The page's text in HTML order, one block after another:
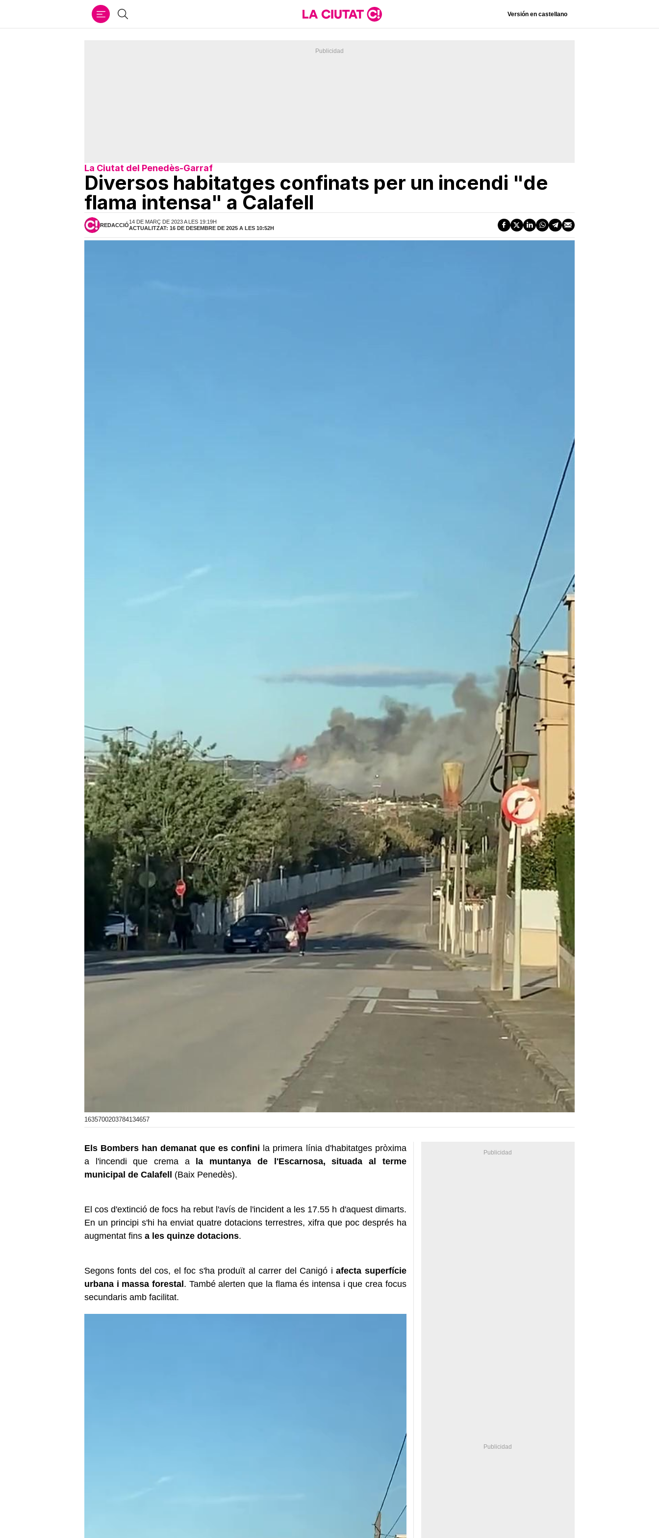
Cercar Versión en castellano
La Ciutat del Penedès-Garraf
Diversos habitatges confinats per un incendi "de
flama intensa" a Calafell
REDACCIÓ
14 DE MARÇ DE 2023 A LES 19:19H
ACTUALITZAT: 16 DE DESEMBRE DE 2025 A LES 10:52H
1635700203784134657
Els Bombers han demanat que es confini la primera línia d'habitatges pròxima
a l'incendi que crema a la muntanya de l'Escarnosa, situada al terme
municipal de Calafell (Baix Penedès).
El cos d'extinció de focs ha rebut l'avís de l'incident a les 17.55 h d'aquest dimarts.
En un principi s'hi ha enviat quatre dotacions terrestres, xifra que poc després ha
augmentat fins a les quinze dotacions.
Segons fonts del cos, el foc s'ha produït al carrer del Canigó iafecta superfície
urbana i massa forestal. També alerten que la flama és intensa i que crea focus
secundaris amb facilitat.